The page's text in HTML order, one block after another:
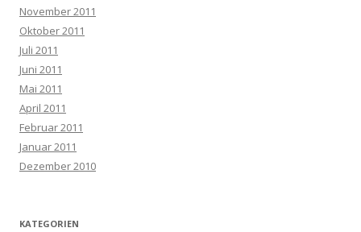
November 2011
Oktober 2011
Juli 2011
Juni 2011
Mai 2011
April 2011
Februar 2011
Januar 2011
Dezember 2010
KATEGORIEN